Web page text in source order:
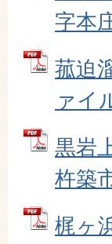
字本
菰迫
ァイ
黒岩
杵築
梶ヶ